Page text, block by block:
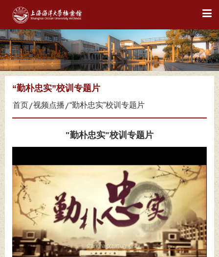
“勤朴忠实”校训专题片
首页 视频点播 “勤朴忠实”校训专题片
"勤朴忠实"校训专题片